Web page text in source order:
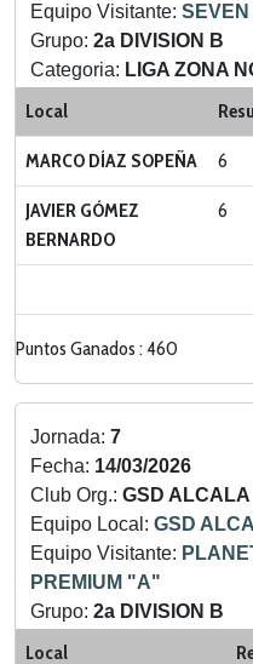
Equipo Visitante:
Grupo: 2a DIVISION B
Categoria: LIGA ZONA
Local
MARCO DÍAZ SOPEÑA 6
JAVIER GÓMEZ
BERNARDO
6
Puntos Ganados : 460
Jornada: 7
Fecha: 14/03/2026
Club Org.: GSD ALCALA
Equipo Local: GSD
Equipo Visitante:
PREMIUM "A"
Grupo: 2a DIVISION B
Categoria:
LIGA ZONA
Local